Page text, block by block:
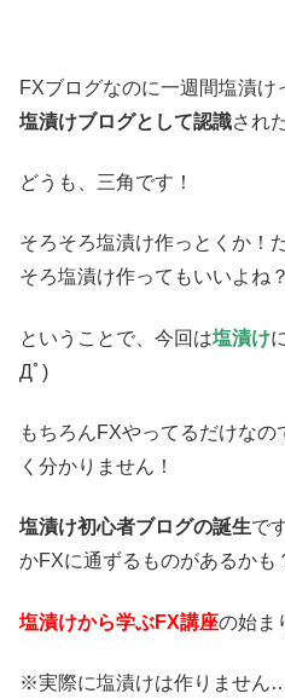
FXブログなのに一週間塩漬け
塩漬けブログとして認識され
どうも、三角です！
そろそろ塩漬け作っとくか！
そろ塩漬け作ってもいいよね？
ということで、今回は塩漬け
Дﾟ)
もちろんFXやってるだけな
く分かりません！
塩漬け初心者ブログの誕生で
かFXに通ずるものがあるかも
塩漬けから学ぶFX講座の始ま
※実際に塩漬けは作りません…